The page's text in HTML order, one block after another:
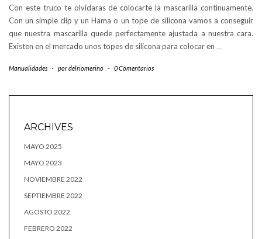
Con este truco te olvidaras de colocarte la mascarilla continuamente.
Con un simple clip y un Hama o un tope de silicona vamos a conseguir
que nuestra mascarilla quede perfectamente ajustada a nuestra cara.
Existen en el mercado unos topes de silicona para colocar en …
Manualidades - pordelriomerino - 0 Comentarios
ARCHIVES
MAYO 2025
MAYO 2023
NOVIEMBRE 2022
SEPTIEMBRE 2022
AGOSTO 2022
FEBRERO 2022